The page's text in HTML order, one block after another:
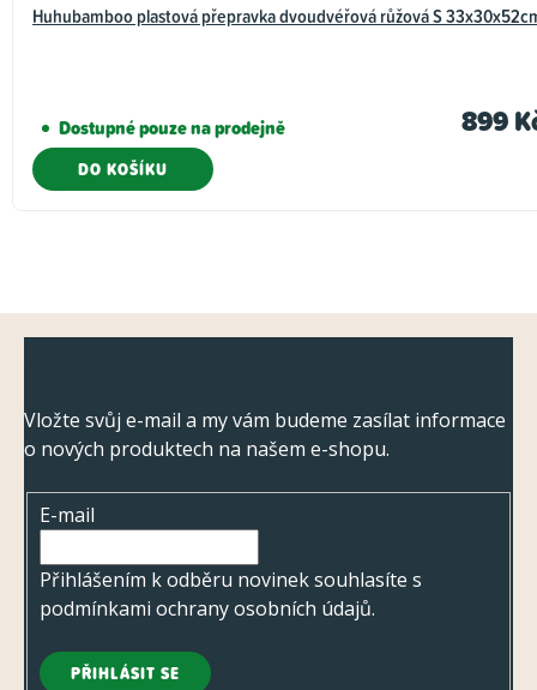
Huhubamboo plastová přepravka dvoudvéřová růžová S
Dostupné pouze na prodejně 899
DO KOŠÍKU
Vložte svůj e-mail a my vám budeme zasílat informace
o nových produktech na našem e-shopu.
E-mail
Přihlášením k odběru novinek souhlasíte s
podmínkami ochrany osobních údajů.
PŘIHLÁSIT SE